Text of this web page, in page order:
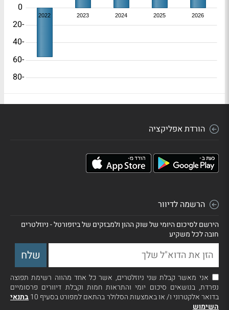
2022 2023 2024 2025 2026
-80
-60
-40
-20
0
הורדת אפליקציה
הרשמה לדיוור
הירשם לסיכום היומי של שוק ההון ולמבזקים של ביזפורטל - ניוזלטרים
חובה לכל משקיע
אני מאשר קבלת שני ניוזלטרים, אשר כל אחד מהווה רשימת תפוצה
נפרדת, בנושאים סיכום יומי והתראות חמות וקבלת דיוורים פרסומיים
בדואר אלקטרוני ו/ או באמצעות הסלולר בהתאם למפורט בסעיף 10
בתנאי
השימוש